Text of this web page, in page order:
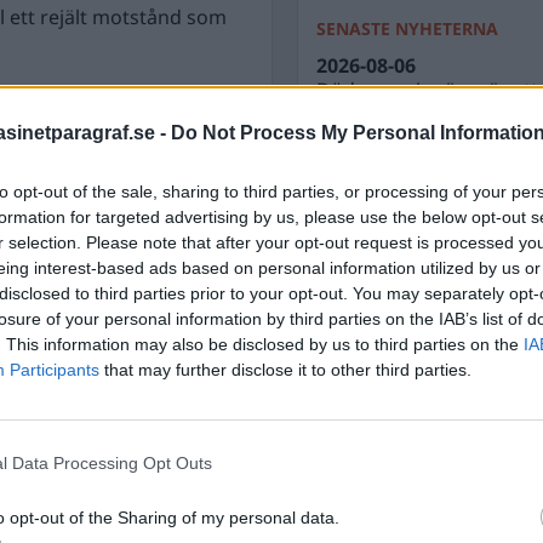
- Do Not Process My Personal Information
opt-out of the sale, sharing to third parties, or processing of your
for targeted advertising by us, please use the below opt-out
selection. Please note that after your opt-out request is processed
interest-based ads based on personal information utilized by us
to third parties prior to your opt-out. You may separately
of your personal information by third parties on the IAB’s list of
This information may also be disclosed by us to third parties on the
Participants that may further disclose it to other third parties.
Data Processing Opt Outs
opt-out of the Sharing of my personal data.
ett rejält motstånd som
fria händer och
barn. En meny med
lunch och middag för
på öppen gata.
var i världen. Krig
in i det sista.
rationellt är krig
som däribland
assyrier med
SENASTE NYHETERNA
Döda pensionärer är
2026-08-06
Nyhetsplock torsdag 6
Tomma löften från
2026-08-05
Nyhetsplock onsdag 5
2026-08-05
”Låt oss få träffa våra
2026-08-04